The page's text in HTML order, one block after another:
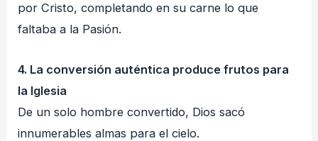
por Cristo, completando en su carne lo que
faltaba a la Pasión.
4. La conversión auténtica produce frutos para
la Iglesia
De un solo hombre convertido, Dios sacó
innumerables almas para el cielo.